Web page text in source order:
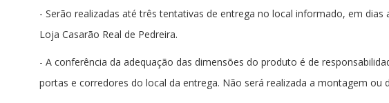
- Serão realizadas até três tentativas de entrega no local informado, em
Loja Casarão Real de Pedreira.
- A conferência da adequação das dimensões do produto é de
portas e corredores do local da entrega. Não será realizada a montagem